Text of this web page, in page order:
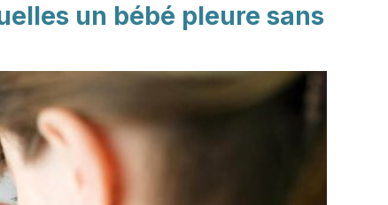
un bébé pleure sans